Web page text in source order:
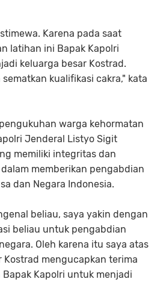
Karena pada saat
latihan ini Bapak Kapolri
keluarga besar Kostrad.
kualifikasi cakra," kata
warga kehormatan
Jenderal Listyo Sigit
memiliki integritas dan
memberikan pengabdian
dan Negara Indonesia.
beliau, saya yakin dengan
beliau untuk pengabdian
Oleh karena itu saya atas
Kostrad mengucapkan terima
Bapak Kapolri untuk menjadi